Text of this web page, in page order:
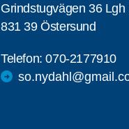
Grindstugvägen 36 Lgh
831 39 Östersund
Telefon:070-2177910